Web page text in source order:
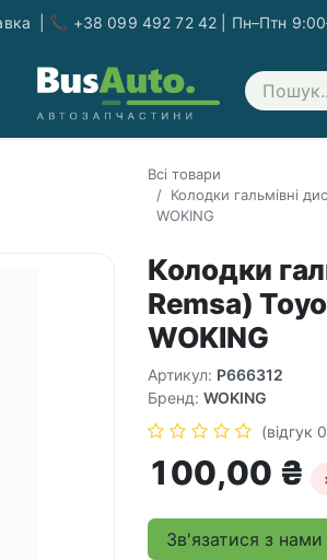
| 📞 +38 099 492 72 42 | Пн–Птн
Всі товари
Колодки гальмівні
WOKING
Колодки
Remsa)
WOKING
Артикул: P666312
Бренд: WOKING
(відгук
100,00 ₴
Зв'язатися з нами